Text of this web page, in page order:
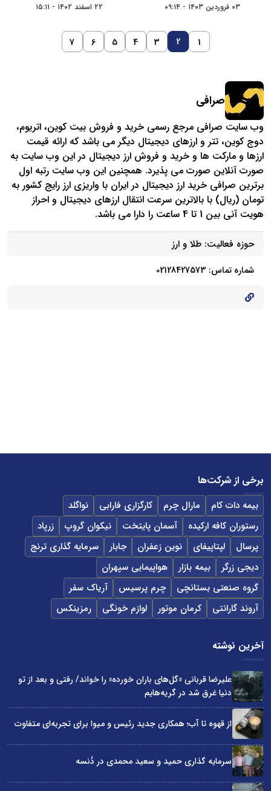
۰۳ فروردین ۱۴۰۳ - ۰۹:۱۴ ۲۲ اسفند ۱۴۰۲ - ۱۵:۱۱
1
2
3
4
5
6
7
صرافی
وب سایت صرافی مرجع رسمی خرید و فروش بیت کوین، اتریوم،
دوج کوین، تتر و ارزهای دیجیتال دیگر می باشد که ارائه قیمت
ارزها و مارکت ها و خرید و فروش ارز دیجیتال در این وب سایت به
صورت آنلاین صورت می پذیرد. همچنین این وب سایت رتبه اول
برترین صرافی خرید ارز دیجیتال در ایران با واریزی ارز رایج کشور به
تومان (ریال) با بالاترین سرعت انتقال ارزهای دیجیتال و احراز
هویت آنی بین 1 تا 4 ساعت را دارا می باشد.
حوزه فعالیت: طلا و ارز
شماره تماس: 02128427573
برخی از شرکت‌ها
بیمه دات کام مارال چرم کارگزاری فارابی
نواگلد
رستوران کافه ارکیده
آسمان پایتخت نیکوان گروپ
زرپاد
پرسال
لپتاپیفای نوین زعفران جابار
سرمایه گذاری ترنج
دیجی زرگر
بیمه بازار
هواپیمایی سپهران
گروه صنعتی بستانچی
چرم پرسیس
آریاک سفر
آروند گارانتی
کرمان موتور لوازم خونگی رمزینکس
آخرین نوشته
علیرضا قربانی «گل‌های باران خورده» را خواند/ رفتی و بعد از تو
دنیا غرق شد در گریه‌هایم
از قهوه تا آب؛ همکاری جدید رئیس و میوا برای تجربه‌ای متفاوت
سرمایه گذاری حمید و سعید محمدی در دُنسه